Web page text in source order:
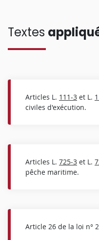
Textes
Articles L. 111-3 et L.
civiles d'exécution.
Articles L. 725-3 et L.
pêche maritime.
Article 26 de la loi n°